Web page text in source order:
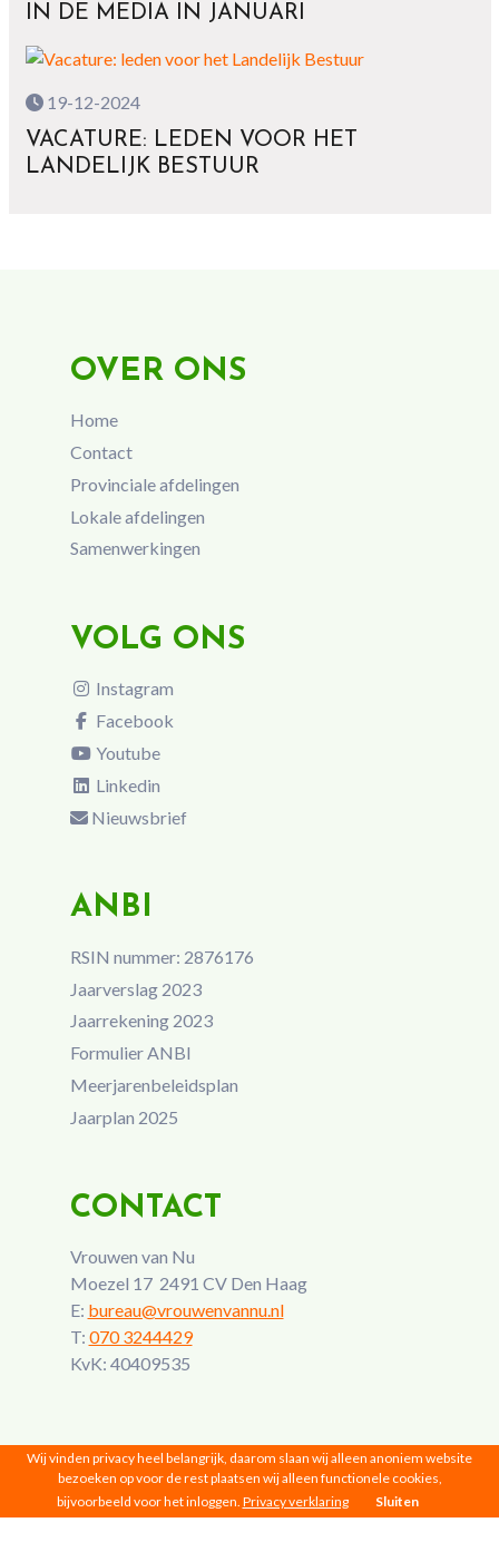
IN DE MEDIA IN JANUARI
19-12-2024
VACATURE: LEDEN VOOR HET
LANDELIJK BESTUUR
OVER ONS
Home
Contact
Provinciale afdelingen
Lokale afdelingen
Samenwerkingen
VOLG ONS
Instagram
Facebook
Youtube
Linkedin
Nieuwsbrief
ANBI
RSIN nummer: 2876176
Jaarverslag 2023
Jaarrekening 2023
Formulier ANBI
Meerjarenbeleidsplan
Jaarplan 2025
CONTACT
Vrouwen van Nu
Moezel 17 2491 CV Den Haag
E: bureau@vrouwenvannu.nl
T: 070 3244429
KvK: 40409535
Vrouwen van Nu © 2026 |Privacy|Disclaimer
Wij vinden privacy heel belangrijk, daarom slaan wij alleen anoniem website
bezoeken op voor de rest plaatsen wij alleen functionele cookies,
bijvoorbeeld voor het inloggen. Privacy verklaring Sluiten